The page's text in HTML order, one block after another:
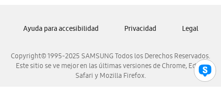
Samsung Venezuela
Copyright© 1995-2025 SAMSUNG Todos los Derechos Reservados.
Este sitio se ve mejor en las últimas versiones de Chrome, Edge,
Safari y Mozilla Firefox.
Ayuda para accesibilidad Privacidad Legal